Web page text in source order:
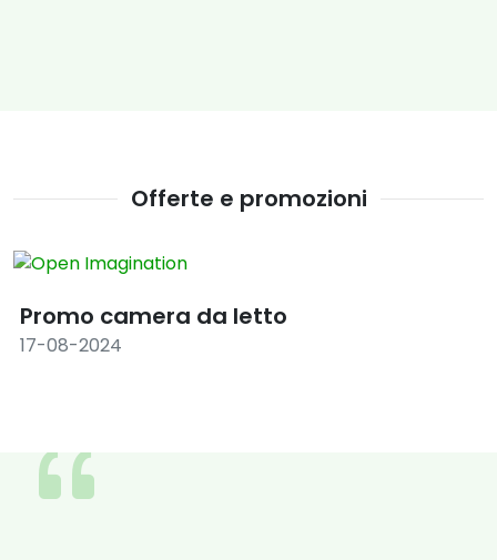
Offerte e promozioni
Promo camera da letto
17-08-2024